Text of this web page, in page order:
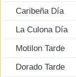
Caribeña Día
La Culona Día
Motilon Tarde
Dorado Tarde